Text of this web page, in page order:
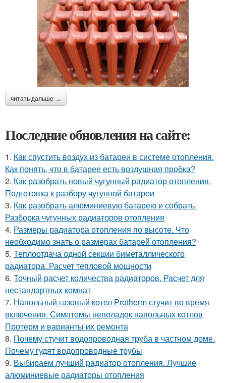
читать дальше →
Последние обновления на сайте:
1. Как спустить воздух из батареи в системе отопления.
Как понять, что в батарее есть воздушная пробка?
2. Как разобрать новый чугунный радиатор отопления.
Подготовка к разбору чугунной батареи
3. Как разобрать алюминиевую батарею и собрать.
Разборка чугунных радиаторов отопления
4. Размеры радиатора отопления по высоте. Что
необходимо знать о размерах батарей отопления?
5. Теплоотдача одной секции биметаллического
радиатора. Расчет тепловой мощности
6. Точный расчет количества радиаторов. Расчет для
нестандартных комнат
7. Напольный газовый котел Protherm стучит во время
включения. Симптомы неполадок напольных котлов
Протерм и варианты их ремонта
8. Почему стучит водопроводная труба в частном доме.
Почему гудят водопроводные трубы
9. Выбираем лучший радиатор отопления. Лучшие
алюминиевые радиаторы отопления